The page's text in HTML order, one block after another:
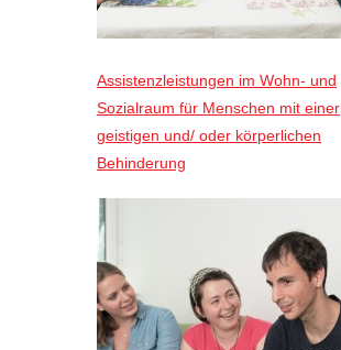
Assistenzleistungen im Wohn- und
Sozialraum für Menschen mit einer
geistigen und/ oder körperlichen
Behinderung